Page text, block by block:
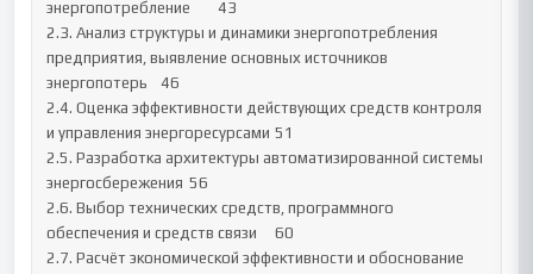
энергопотребление	43
2.3. Анализ структуры и динамики энергопотребления
предприятия, выявление основных источников
энергопотерь	46
2.4. Оценка эффективности действующих средств контроля
и управления энергоресурсами	51
2.5. Разработка архитектуры автоматизированной системы
энергосбережения	56
2.6. Выбор технических средств, программного
обеспечения и средств связи	60
2.7. Расчёт экономической эффективности и обоснование